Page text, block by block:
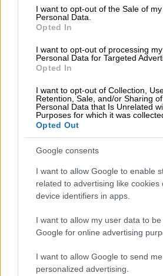
consent section.
I want to opt-out of the Sale of my
Personal Data.
Opted In
I want to opt-out of processing my
Personal Data for Targeted
Opted In
I want to opt-out of Collection,
Retention, Sale, and/or Sharing
Personal Data that Is Unrelated
Purposes for which it was
Opted Out
Google consents
I want to allow Google to enable
related to advertising like cookies
device identifiers in apps.
I want to allow my user data to
Google for online advertising
I want to allow Google to send me
personalized advertising.
Αλέξανδρος - Ακτή
Αλέξανδρος, λόγω
δίκτυο και
μεταξύ 21:00 – 00:00
είναι η στάση ΣΕΦ και τα
διεξάγονται στο τμήμα
– ΣΕΦ – Ασκληπιείο
κατεδάφισης επί της οδού
Σκυλίτση.
Από την Κυριακή 03/05
05/05 από τις 20:00 ως
τερματικό σταθμό τη
διεξάγονται στο τμήμα
Βούλας – ΣΕΦ –
λόγω εργασιών